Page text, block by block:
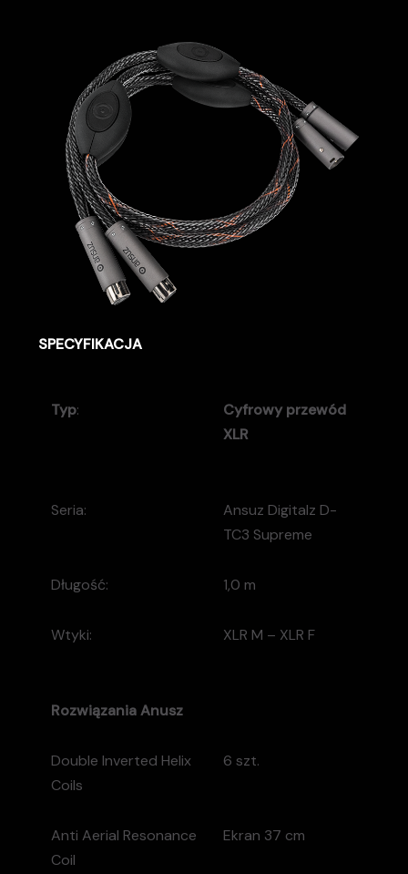
SPECYFIKACJA
Typ:
Cyfrowy przewód
XLR
Seria:
Ansuz Digitalz D-
TC3 Supreme
Długość: 1,0 m
Wtyki: XLR M – XLR F
RozwiązaniaAnusz
Double Inverted Helix
Coils
6 szt.
Anti Aerial Resonance
Coil
Ekran 37 cm